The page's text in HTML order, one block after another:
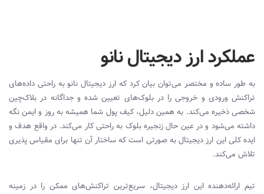
عملکرد ارز دیجیتال نانو
به طور ساده و مختصر می‌توان بیان کرد که ارز دیجیتال نانو به راحتی داده‌های
تراکنش ورودی و خروجی را در بلوک‌های تعیین شده و جداگانه در بلاک‌چین
شخصی ذخیره می‌کند. به همین دلیل، کیف پول شما همیشه به روز و ایمن نگه
داشته می‌شود و در عین حال زنجیره بلوک به راحتی کار می‌کند. در واقع هدف و
ایده کلی این ارز دیجیتال به صورتی است که ساختار آن تنها برای مقیاس پذیری
تلاش می‌کند.
تیم ارائه‌دهنده این ارز دیجیتال، سریع‌ترین تراکنش‌های ممکن را در زمینه